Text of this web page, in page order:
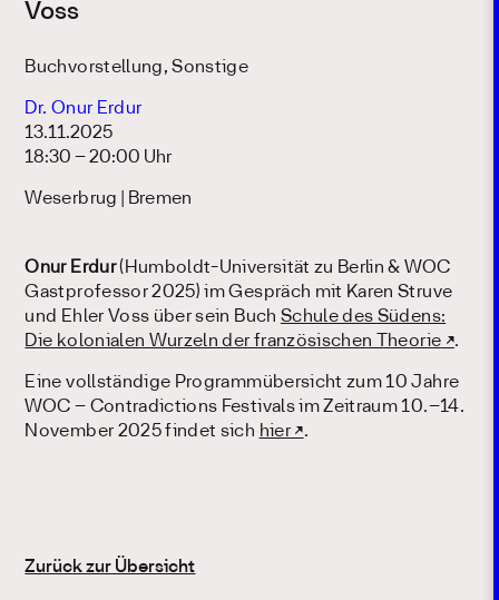
Voss
Buchvorstellung, Sonstige
Dr. Onur Erdur
13.11.2025
18:30 – 20:00 Uhr
Weserbrug | Bremen
Onur Erdur(Humboldt-Universität zu Berlin & WOC
Gastprofessor 2025) im Gespräch mit Karen Struve
und Ehler Voss über sein Buch Schule des Südens:
Die kolonialen Wurzeln der französischen Theorie
.
Eine vollständige Programmübersicht zum 10 Jahre
WOC – Contradictions Festivals im Zeitraum 10.–14.
November 2025 findet sich hier .
Zurück zur Übersicht